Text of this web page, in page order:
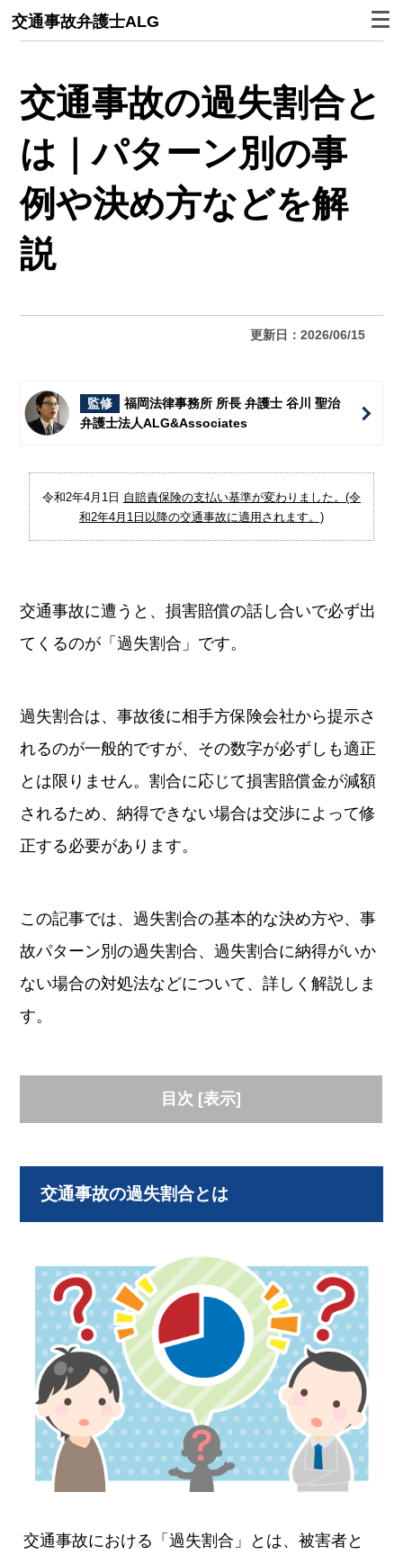
交通事故弁護士ALG
交通事故の過失割合と
は｜パターン別の事
例や決め方などを解
説
更新日：2026/06/15
監修
福岡法律事務所 所長 弁護士 谷川 聖治
弁護士法人ALG&Associates
令和2年4月1日 自賠責保険の支払い基準が変わりました。(令
和2年4月1日以降の交通事故に適用されます。)
交通事故に遭うと、損害賠償の話し合いで必ず出
てくるのが「過失割合」です。
過失割合は、事故後に相手方保険会社から提示さ
れるのが一般的ですが、その数字が必ずしも適正
とは限りません。割合に応じて損害賠償金が減額
されるため、納得できない場合は交渉によって修
正する必要があります。
この記事では、過失割合の基本的な決め方や、事
故パターン別の過失割合、過失割合に納得がいか
ない場合の対処法などについて、詳しく解説しま
す。
目次 [表示]
交通事故の過失割合とは
交通事故における「過失割合」とは、被害者と